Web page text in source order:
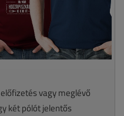
vagy meglévő
két pólót jelentős